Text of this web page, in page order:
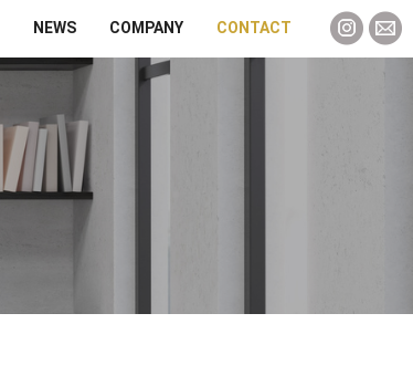
NEWS COMPANY CONTACT